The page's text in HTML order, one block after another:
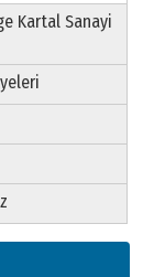
Kartal Sanayi